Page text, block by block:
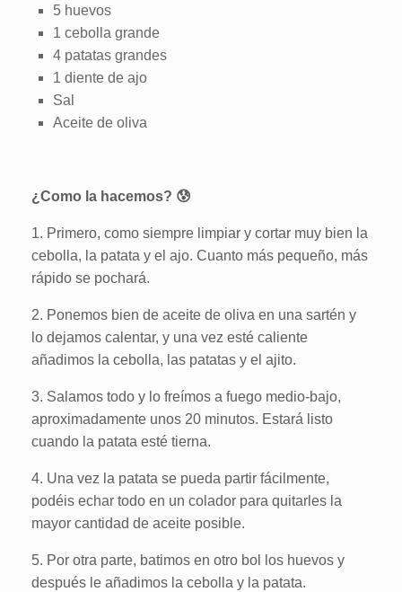
5 huevos
1 cebolla grande
4 patatas grandes
1 diente de ajo
Sal
Aceite de oliva
¿Como la hacemos? 😰
1. Primero, como siempre limpiar y cortar muy bien la
cebolla, la patata y el ajo. Cuanto más pequeño, más
rápido se pochará.
2. Ponemos bien de aceite de oliva en una sartén y
lo dejamos calentar, y una vez esté caliente
añadimos la cebolla, las patatas y el ajito.
3. Salamos todo y lo freímos a fuego medio-bajo,
aproximadamente unos 20 minutos. Estará listo
cuando la patata esté tierna.
4. Una vez la patata se pueda partir fácilmente,
podéis echar todo en un colador para quitarles la
mayor cantidad de aceite posible.
5. Por otra parte, batimos en otro bol los huevos y
después le añadimos la cebolla y la patata.